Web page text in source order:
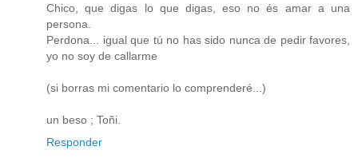
Chico, que digas lo que digas, eso no és amar a una
persona.
Perdona... igual que tú no has sido nunca de pedir favores,
yo no soy de callarme
(si borras mi comentario lo comprenderé...)
un beso ; Toñi.
Responder